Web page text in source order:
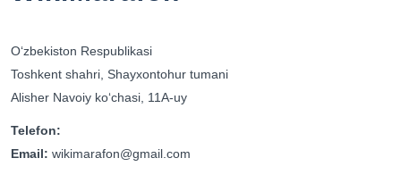
Oʻzbekiston Respublikasi
Toshkent shahri, Shayxontohur tumani
Alisher Navoiy koʻchasi, 11A-uy
Telefon:
Email: wikimarafon@gmail.com